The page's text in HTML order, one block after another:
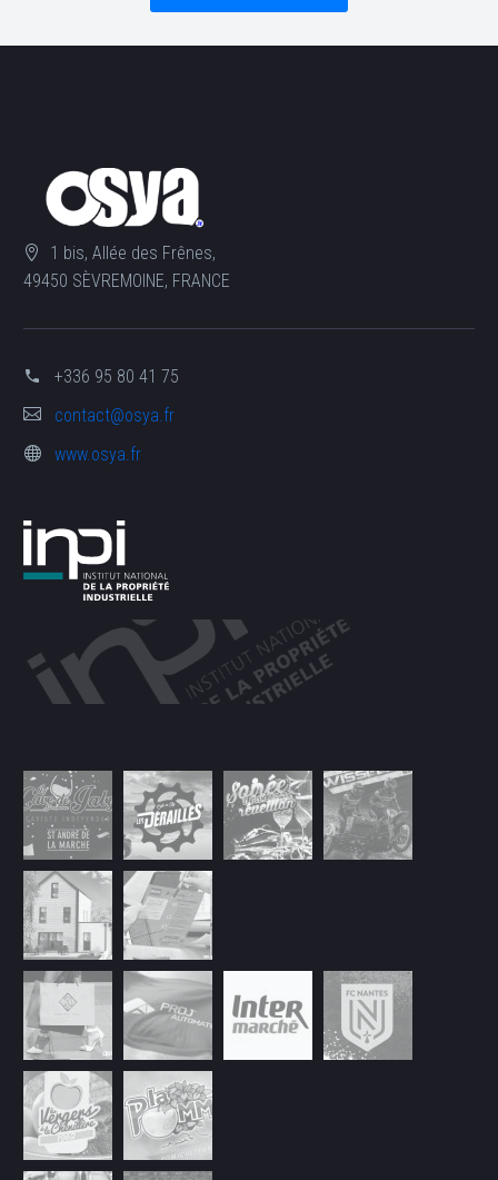
1 bis, Allée des Frênes,
49450 SÈVREMOINE, FRANCE
+336 95 80 41 75
contact@osya.fr
www.osya.fr